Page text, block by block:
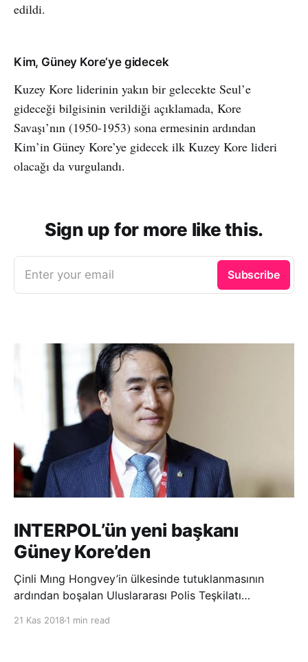
edildi.
Kim, Güney Kore’ye gidecek
Kuzey Kore liderinin yakın bir gelecekte Seul’e
gideceği bilgisinin verildiği açıklamada, Kore
Savaşı’nın (1950-1953) sona ermesinin ardından
Kim’in Güney Kore’ye gidecek ilk Kuzey Kore lideri
olacağı da vurgulandı.
Sign up for more like this.
Enter your email Subscribe
INTERPOL’ün yeni başkanı
Güney Kore’den
Çinli Mıng Hongvey’in ülkesinde tutuklanmasının
ardından boşalan Uluslararası Polis Teşkilatı
21 Kas 2018 1 min read